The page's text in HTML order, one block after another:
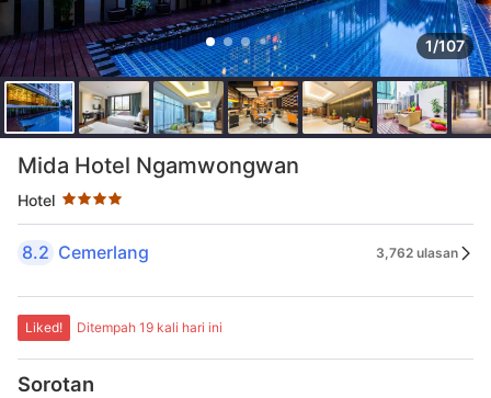
1/107
Mida Hotel Ngamwongwan
Hotel
Taraf bintang 4 bintang
8.2 Cemerlang 3,762 ulasan
Liked! Ditempah 19 kali hari ini
Sorotan